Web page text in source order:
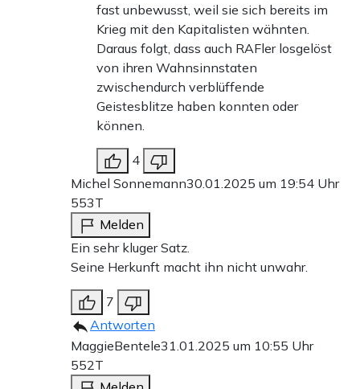
fast unbewusst, weil sie sich bereits im
Krieg mit den Kapitalisten wähnten.
Daraus folgt, dass auch RAFler losgelöst
von ihren Wahnsinnstaten
zwischendurch verblüffende
Geistesblitze haben konnten oder
können.
4
Michel Sonnemann30.01.2025 um 19:54 Uhr
553T
Melden
Ein sehr kluger Satz.
Seine Herkunft macht ihn nicht unwahr.
7
Antworten
MaggieBentele31.01.2025 um 10:55 Uhr
552T